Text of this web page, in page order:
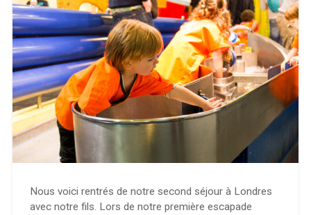
Nous voici rentrés de notre second séjour à Londres
avec notre fils. Lors de notre première escapade